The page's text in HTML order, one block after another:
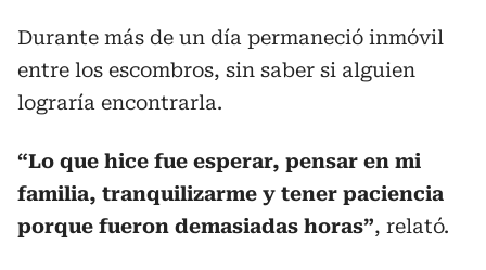
Durante más de un día permaneció inmóvil
entre los escombros, sin saber si alguien
lograría encontrarla.
“Lo que hice fue esperar, pensar en mi
familia, tranquilizarme y tener paciencia
porque fueron demasiadas horas”, relató.